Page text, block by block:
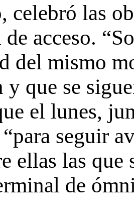
celebró las
acceso.
del mismo
y que se
el lunes,
seguir
ellas las que
de